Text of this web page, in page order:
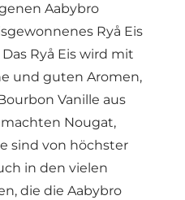
Aabybro
Ryå Eis
Ryå Eis wird mit
und guten Aromen,
Vanille aus
Nougat,
sind von höchster
in den vielen
die die Aabybro